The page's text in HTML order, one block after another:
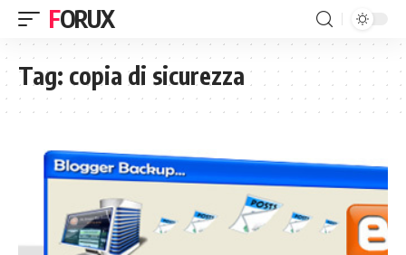
FORUX
Tag: copia di sicurezza